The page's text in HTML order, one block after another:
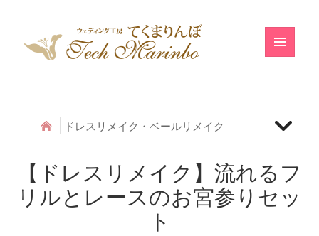
ドレスリメイク・ベールリメイク
【ドレスリメイク】アシメトリーフリルのベビード
レス
【ドレスリメイク】流れるフ
リルとレースのお宮参りセッ
ト